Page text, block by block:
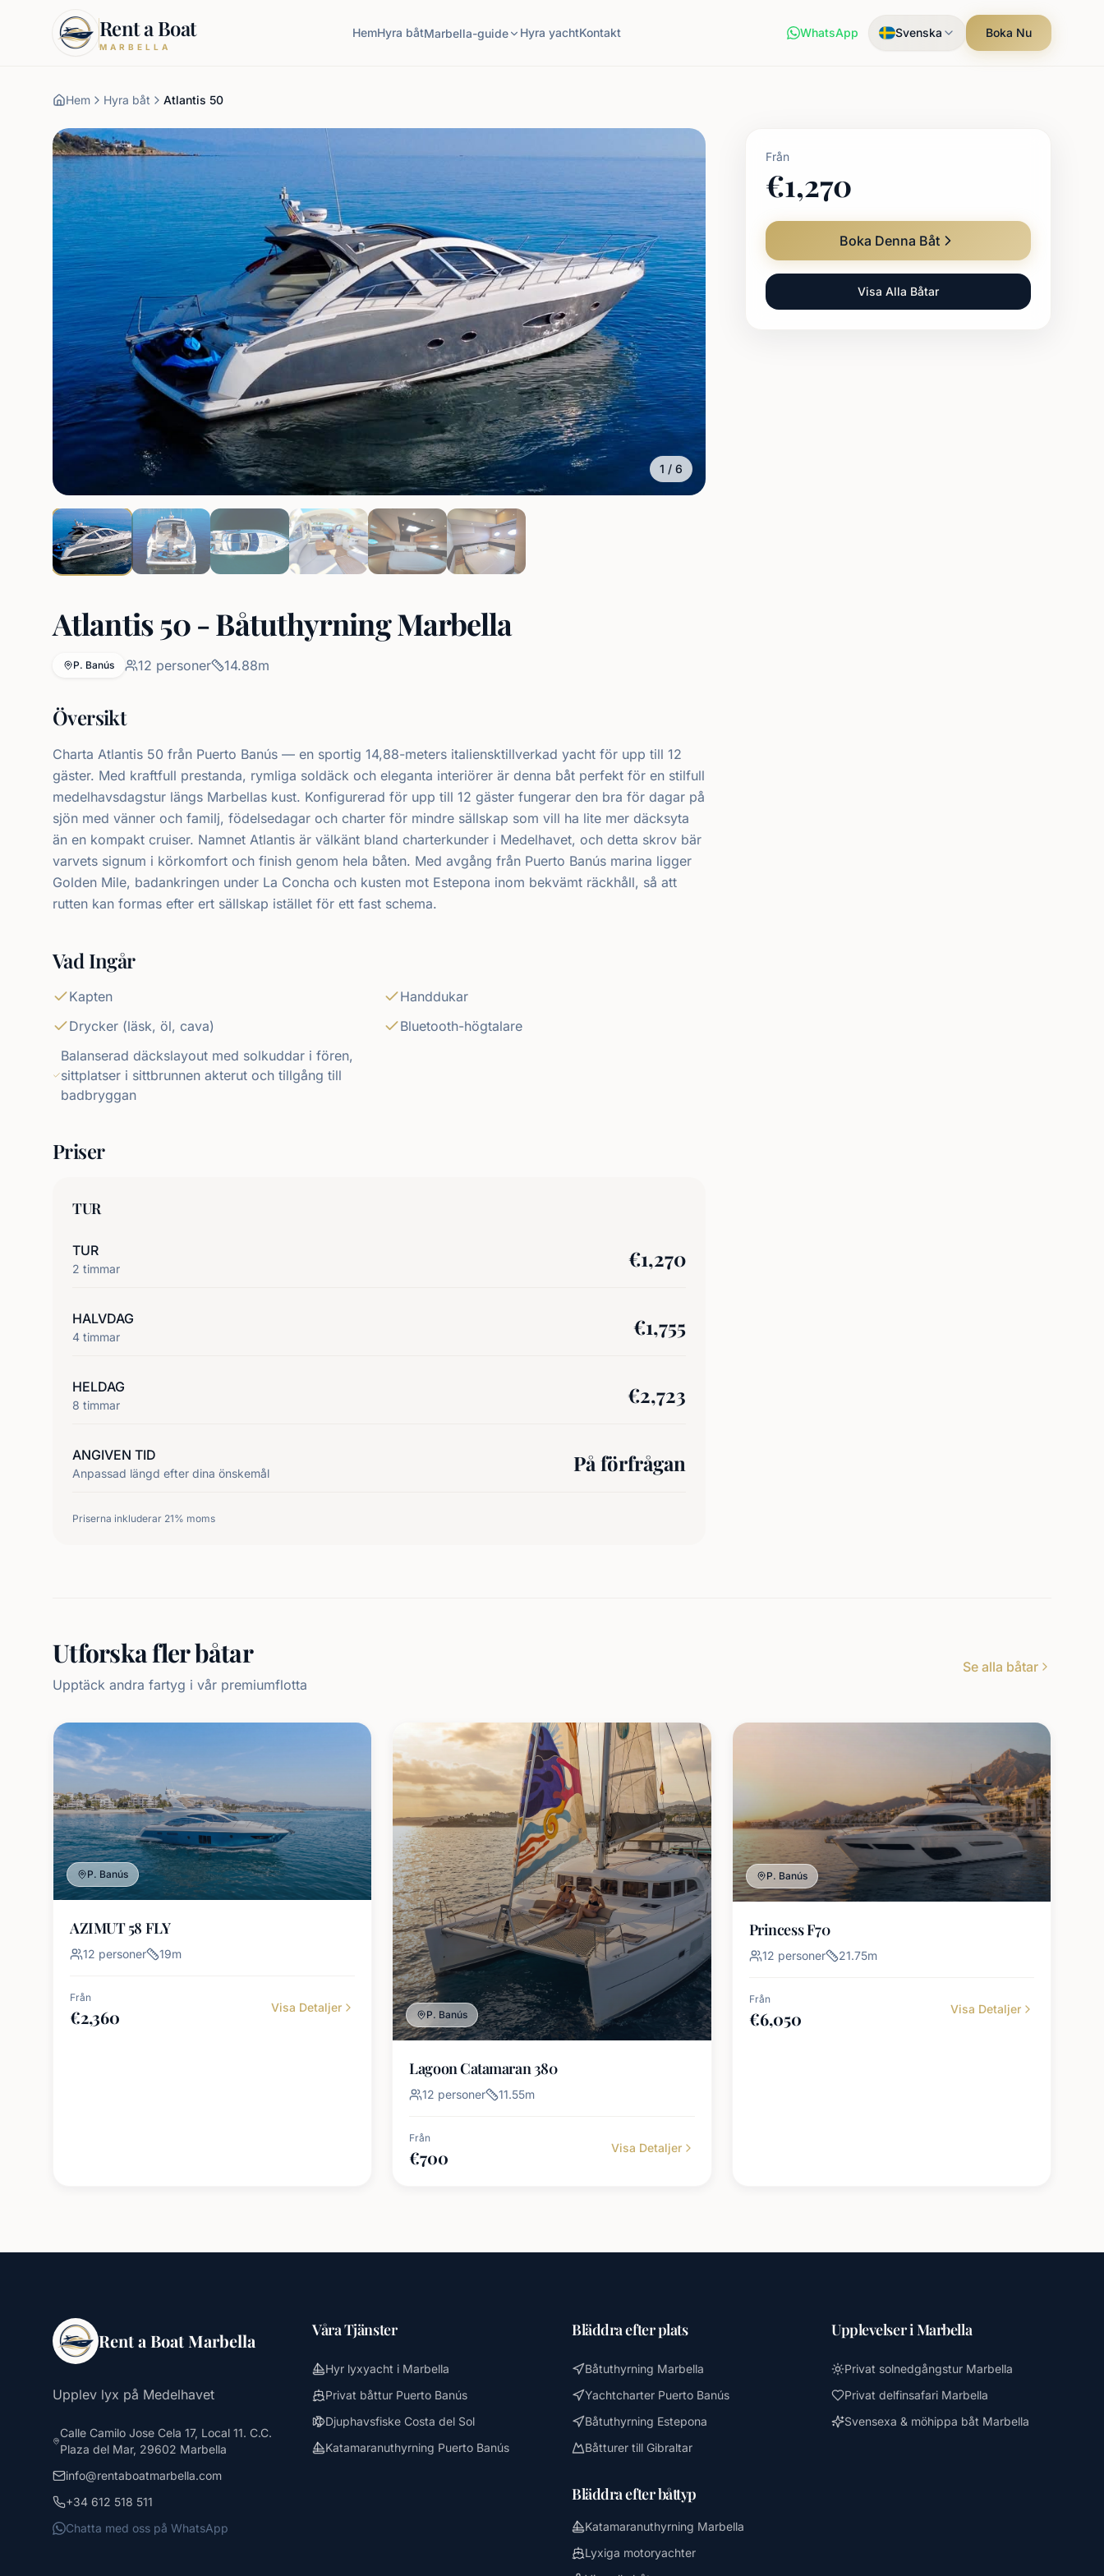
Rent a Boat
MARBELLA
HemHyra båtMarbella-guide Hyra yachtKontakt WhatsApp Svenska Boka Nu
Hem Hyra båt Atlantis 50
1 / 6
Atlantis 50 - Båtuthyrning Marbella
P. Banús 12 personer 14.88m
Översikt
Charta Atlantis 50 från Puerto Banús — en sportig 14,88-meters italiensktillverkad yacht för upp till 12
gäster. Med kraftfull prestanda, rymliga soldäck och eleganta interiörer är denna båt perfekt för en stilfull
medelhavsdagstur längs Marbellas kust. Konfigurerad för upp till 12 gäster fungerar den bra för dagar på
sjön med vänner och familj, födelsedagar och charter för mindre sällskap som vill ha lite mer däcksyta
än en kompakt cruiser. Namnet Atlantis är välkänt bland charterkunder i Medelhavet, och detta skrov bär
varvets signum i körkomfort och finish genom hela båten. Med avgång från Puerto Banús marina ligger
Golden Mile, badankringen under La Concha och kusten mot Estepona inom bekvämt räckhåll, så att
rutten kan formas efter ert sällskap istället för ett fast schema.
Vad Ingår
Kapten
Handdukar
Drycker (läsk, öl, cava)
Bluetooth-högtalare
Balanserad däckslayout med solkuddar i fören,
sittplatser i sittbrunnen akterut och tillgång till
badbryggan
Priser
TUR
TUR
2 timmar €1,270
HALVDAG
4 timmar €1,755
HELDAG
8 timmar €2,723
ANGIVEN TID
Anpassad längd efter dina önskemål På förfrågan
Priserna inkluderar 21% moms
Från
€1,270
Boka Denna Båt
Visa Alla Båtar
Utforska fler båtar
Upptäck andra fartyg i vår premiumflotta
Se alla båtar
P. Banús
AZIMUT 58 FLY
12 personer 19m
Från
€2,360 Visa Detaljer
P. Banús
Lagoon Catamaran 380
12 personer 11.55m
Från
€700 Visa Detaljer
P. Banús
Princess F70
12 personer 21.75m
Från
€6,050 Visa Detaljer
Rent a Boat Marbella
Upplev lyx på Medelhavet
Calle Camilo Jose Cela 17, Local 11. C.C.
Plaza del Mar, 29602 Marbella
info@rentaboatmarbella.com
+34 612 518 511
Chatta med oss på WhatsApp
Våra Tjänster
Hyr lyxyacht i Marbella
Privat båttur Puerto Banús
Djuphavsfiske Costa del Sol
Katamaranuthyrning Puerto Banús
Bläddra efter plats
Båtuthyrning Marbella
Yachtcharter Puerto Banús
Båtuthyrning Estepona
Båtturer till Gibraltar
Bläddra efter båttyp
Katamaranuthyrning Marbella
Lyxiga motoryachter
Upplevelser i Marbella
Privat solnedgångstur Marbella
Privat delfinsafari Marbella
Svensexa & möhippa båt Marbella